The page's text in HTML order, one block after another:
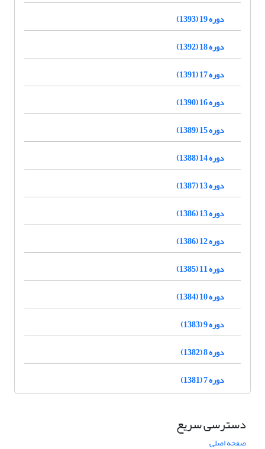
دوره 19 (1393)
دوره 18 (1392)
دوره 17 (1391)
دوره 16 (1390)
دوره 15 (1389)
دوره 14 (1388)
دوره 13 (1387)
دوره 13 (1386)
دوره 12 (1386)
دوره 11 (1385)
دوره 10 (1384)
دوره 9 (1383)
دوره 8 (1382)
دوره 7 (1381)
دسترسی سریع
صفحه اصلی